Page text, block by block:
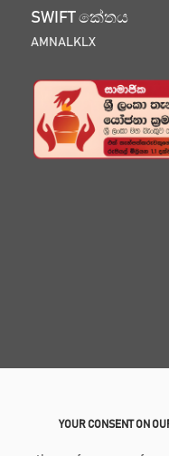
SWIFT කේතය
AMNALKLX
YOUR CONSENT ON